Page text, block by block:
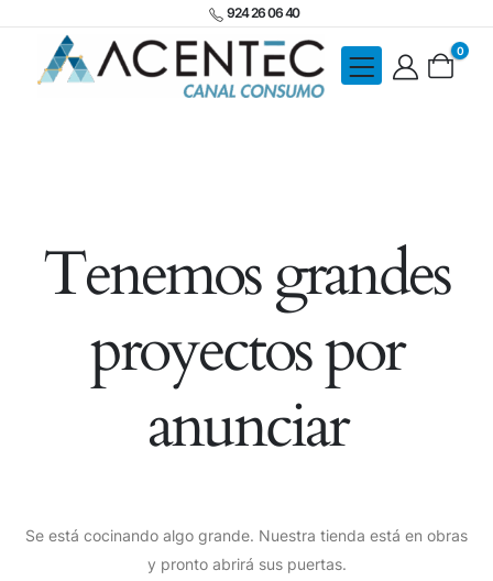
924 26 06 40
0
Tenemos grandes
proyectos por
anunciar
Se está cocinando algo grande. Nuestra tienda está en obras
y pronto abrirá sus puertas.